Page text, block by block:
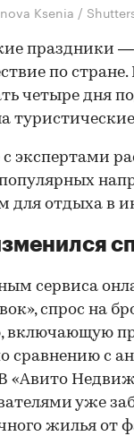
Ksenia /
праздники —
по
четыре дня
с экспертами
для отдыха в
сервиса
спрос на
включающую
сравнению с
«Авито
уже
жилья от